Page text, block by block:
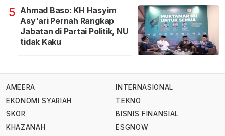
5 Ahmad Baso: KH Hasyim
Asy'ari Pernah Rangkap
Jabatan di Partai Politik, NU
tidak Kaku
AMEERA
EKONOMI SYARIAH
SKOR
KHAZANAH
INTERNASIONAL
TEKNO
BISNIS FINANSIAL
ESGNOW